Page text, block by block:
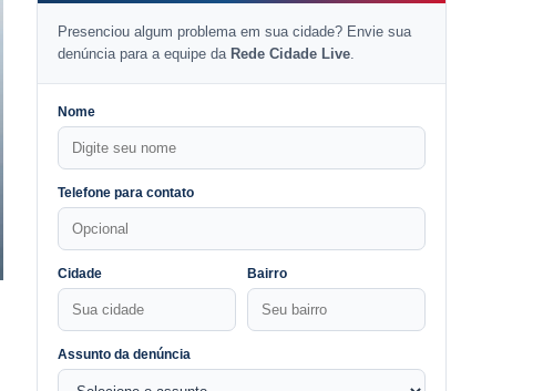
Presenciou algum problema em sua cidade? Envie sua
denúncia para a equipe da Rede Cidade Live.
Nome
Telefone para contato
Cidade Bairro
Assunto da denúncia